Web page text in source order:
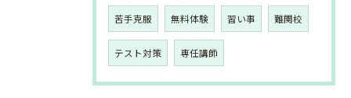
苦手克服 無料体験 習い事 難関校
テスト対策 専任講師